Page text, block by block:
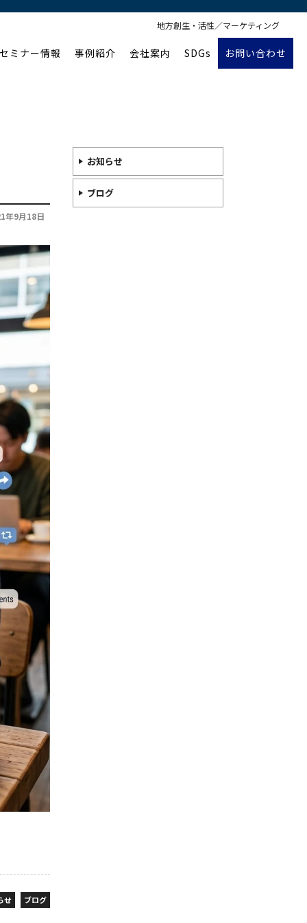
地方創生・活性／マーケティング
ミナー情報 事例紹介 会社案内 SDGs お問い合わせ
年9月18日
せ ブログ
お知らせ
ブログ